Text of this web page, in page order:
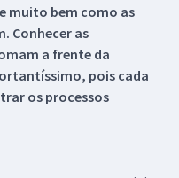
muito bem como as
Conhecer as
a frente da
pois cada
os processos